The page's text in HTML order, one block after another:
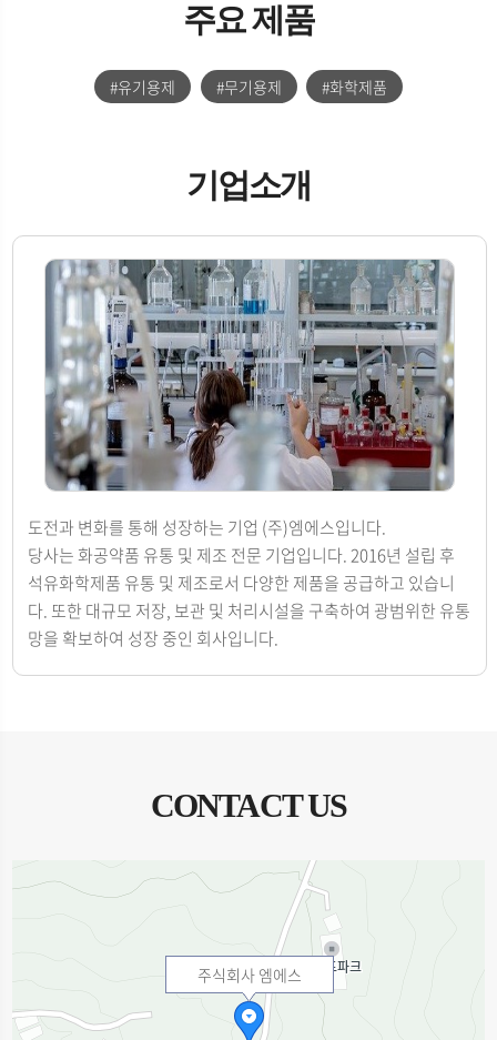
주요 제품
#유기용제 #무기용제 #화학제품
기업소개
도전과 변화를 통해 성장하는 기업 (주)엠에스입니다.
당사는 화공약품 유통 및 제조 전문 기업입니다. 2016년 설립 후
석유화학제품 유통 및 제조로서 다양한 제품을 공급하고 있습니
다. 또한 대규모 저장, 보관 및 처리시설을 구축하여 광범위한 유통
망을 확보하여 성장 중인 회사입니다.
CONTACT US
주식회사 엠에스